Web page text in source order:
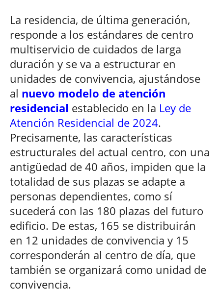
La residencia, de última generación,
responde a los estándares de centro
multiservicio de cuidados de larga
duración y se va a estructurar en
unidades de convivencia, ajustándose
al nuevo modelo de atención
residencial establecido en la Ley de
Atención Residencial de 2024.
Precisamente, las características
estructurales del actual centro, con una
antigüedad de 40 años, impiden que la
totalidad de sus plazas se adapte a
personas dependientes, como sí
sucederá con las 180 plazas del futuro
edificio. De estas, 165 se distribuirán
en 12 unidades de convivencia y 15
corresponderán al centro de día, que
también se organizará como unidad de
convivencia.